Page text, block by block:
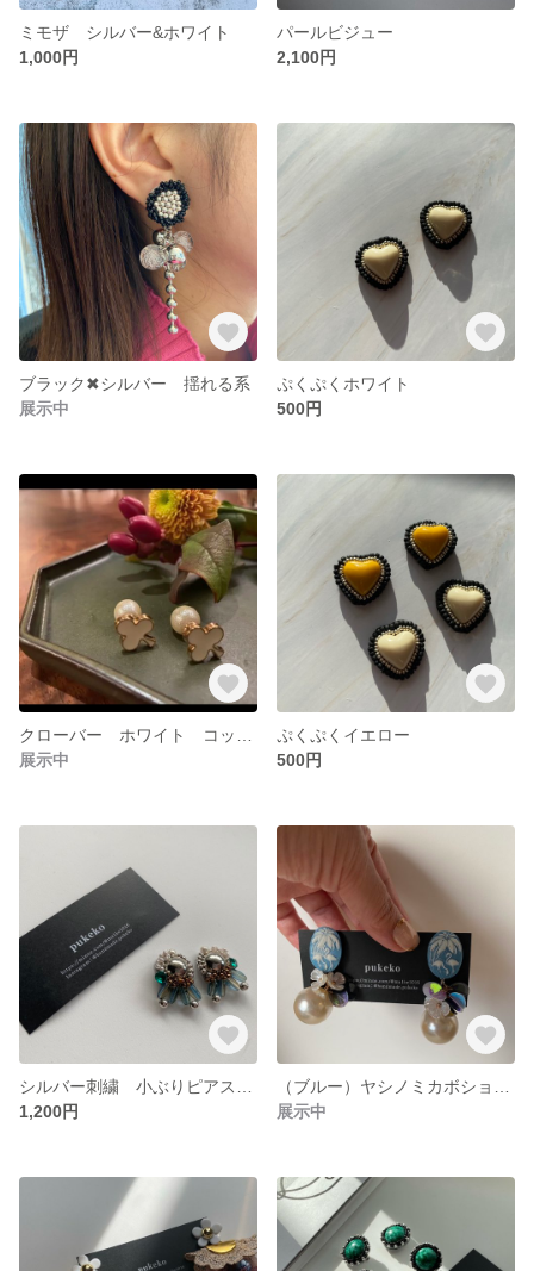
ミモザ シルバー&ホワイト
1,000円
パールビジュー
2,100円
ブラック✖︎シルバー 揺れる系
展示中
ぷくぷくホワイト
500円
展示中
ぷくぷくイエロー
500円
1,200円
展示中